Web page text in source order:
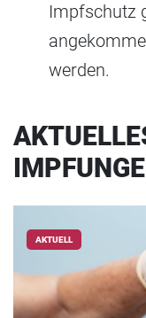
Impfschutz
werden.
AKTUELL